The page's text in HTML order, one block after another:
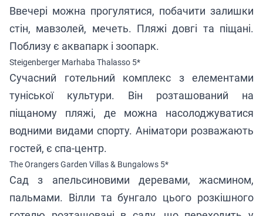
Ввечері можна прогулятися, побачити залишки
стін, мавзолей, мечеть. Пляжі довгі та піщані.
Поблизу є аквапарк і зоопарк.
Steigenberger Marhaba Thalasso 5*
Сучасний готельний комплекс з елементами
туніської культури. Він розташований на
піщаному пляжі, де можна насолоджуватися
водними видами спорту. Аніматори розважають
гостей, є спа-центр.
The Orangers Garden Villas & Bungalows 5*
Сад з апельсиновими деревами, жасмином,
пальмами. Вілли та бунгало цього розкішного